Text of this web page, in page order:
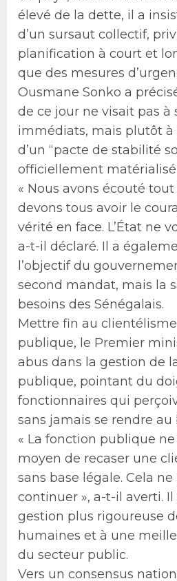
élevé de la dette, il a
d’un sursaut collectif,
planification à court et
que des mesures
Ousmane Sonko a
de ce jour ne visait pas à
immédiats, mais plutôt à
d’un “pacte de stabilité
officiellement matérialisé
« Nous avons écouté
devons tous avoir le
vérité en face. L’État ne
a-t-il déclaré. Il a
l’objectif du
second mandat, mais la
besoins des Sénégalais.
Mettre fin au
publique, le Premier
abus dans la gestion de
publique, pointant du
fonctionnaires qui
sans jamais se rendre au
« La fonction publique
moyen de recaser une
sans base légale. Cela
continuer », a-t-il averti.
gestion plus rigoureuse
humaines et à une
du secteur public.
Vers un consensus